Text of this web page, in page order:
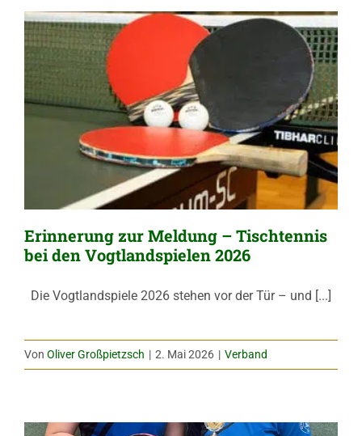
Erinnerung zur Meldung – Tischtennis
bei den Vogtlandspielen 2026
Die Vogtlandspiele 2026 stehen vor der Tür – und [...]
Von Oliver Großpietzsch | 2. Mai 2026 | Verband